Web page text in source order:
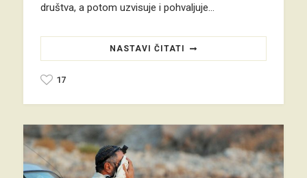
društva, a potom uzvisuje i pohvaljuje…
NASTAVI ČITATI
17